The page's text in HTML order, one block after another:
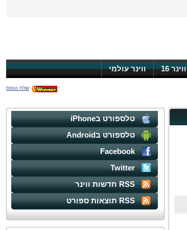
ווינר 16 ווינר עולמי
שלח טופס
טלספורט בiPhone
טלספורט בAndroid
Facebook
Twitter
RSS חדשות ווינר
RSS תוצאות ספורט